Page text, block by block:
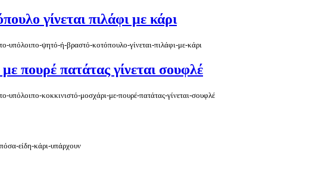
γίνεται πιλάφι με κάρι
ψητό-ή-βραστό-κοτόπουλο-γίνεται-πιλάφι-με-κάρι
πουρέ πατάτας γίνεται σουφλέ
κοκκινιστό-μοσχάρι-με-πουρέ-πατάτας-γίνεται-σουφλέ
είδη-κάρι-υπάρχουν